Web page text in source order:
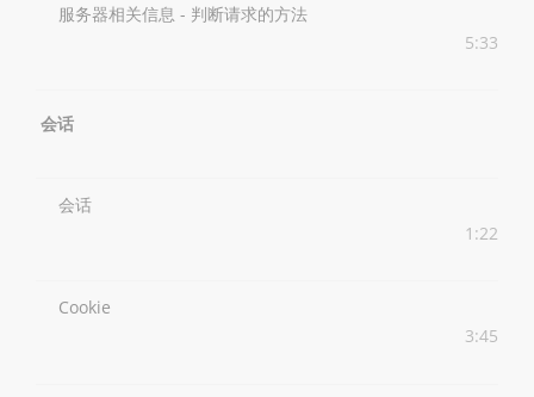
服务器相关信息 - 判断请求的方法
5:33
会话
会话
1:22
Cookie
3:45